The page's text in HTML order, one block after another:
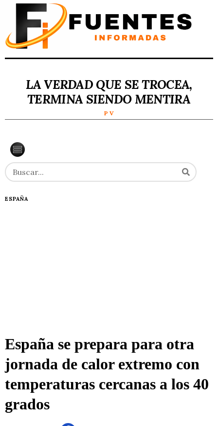
LA VERDAD QUE SE TROCEA,
TERMINA SIENDO MENTIRA
P V
ESPAÑA
España se prepara para otra
jornada de calor extremo con
temperaturas cercanas a los 40
grados